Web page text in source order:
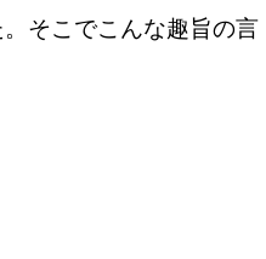
そこでこんな趣旨の言